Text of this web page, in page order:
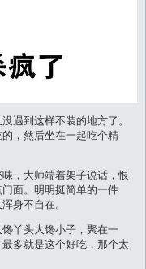
遇到这样不装的地方了。
，然后坐在一起吃个精
，大师端着架子说话，恨
面。明明挺简单的一件
身不自在。
丫头大馋小子，聚在一
多就是这个好吃，那个太